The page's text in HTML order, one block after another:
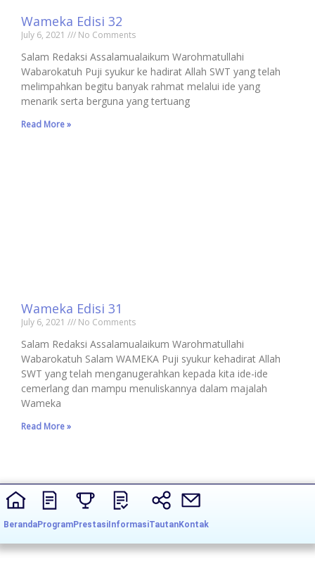
Wameka Edisi 32
July 6, 2021 No Comments
Salam Redaksi Assalamualaikum Warohmatullahi
Wabarokatuh Puji syukur ke hadirat Allah SWT yang telah
melimpahkan begitu banyak rahmat melalui ide yang
menarik serta berguna yang tertuang
Read More »
Wameka Edisi 31
July 6, 2021 No Comments
Salam Redaksi Assalamualaikum Warohmatullahi
Wabarokatuh Salam WAMEKA Puji syukur kehadirat Allah
SWT yang telah menganugerahkan kepada kita ide-ide
cemerlang dan mampu menuliskannya dalam majalah
Wameka
Read More »
BerandaProgramPrestasiInformasiTautanKontak